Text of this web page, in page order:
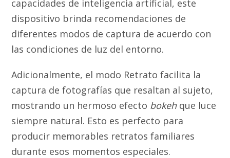
capacidades de inteligencia artificial, este
dispositivo brinda recomendaciones de
diferentes modos de captura de acuerdo con
las condiciones de luz del entorno.
Adicionalmente, el modo Retrato facilita la
captura de fotografías que resaltan al sujeto,
mostrando un hermoso efecto bokehque luce
siempre natural. Esto es perfecto para
producir memorables retratos familiares
durante esos momentos especiales.